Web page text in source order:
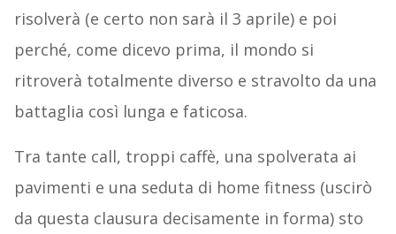
risolverà (e certo non sarà il 3 aprile) e poi
perché, come dicevo prima, il mondo si
ritroverà totalmente diverso e stravolto da una
battaglia così lunga e faticosa.
Tra tante call, troppi caffè, una spolverata ai
pavimenti e una seduta di home fitness (uscirò
da questa clausura decisamente in forma) sto